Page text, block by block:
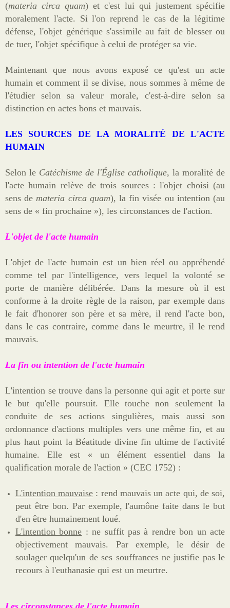
(materia circa quam) et c'est lui qui justement spécifie
moralement l'acte. Si l'on reprend le cas de la légitime
défense, l'objet générique s'assimile au fait de blesser ou
de tuer, l'objet spécifique à celui de protéger sa vie.
Maintenant que nous avons exposé ce qu'est un acte
humain et comment il se divise, nous sommes à même de
l'étudier selon sa valeur morale, c'est-à-dire selon sa
distinction en actes bons et mauvais.
LES SOURCES DE LA MORALITÉ DE L'ACTE
HUMAIN
Selon le Catéchisme de l'Église catholique, la moralité de
l'acte humain relève de trois sources : l'objet choisi (au
sens demateria circa quam), la fin visée ou intention (au
sens de « fin prochaine »), les circonstances de l'action.
L'objet de l'acte humain
L'objet de l'acte humain est un bien réel ou appréhendé
comme tel par l'intelligence, vers lequel la volonté se
porte de manière délibérée. Dans la mesure où il est
conforme à la droite règle de la raison, par exemple dans
le fait d'honorer son père et sa mère, il rend l'acte bon,
dans le cas contraire, comme dans le meurtre, il le rend
mauvais.
La fin ou intention de l'acte humain
L'intention se trouve dans la personne qui agit et porte sur
le but qu'elle poursuit. Elle touche non seulement la
conduite de ses actions singulières, mais aussi son
ordonnance d'actions multiples vers une même fin, et au
plus haut point la Béatitude divine fin ultime de l'activité
humaine. Elle est « un élément essentiel dans la
qualification morale de l'action » (CEC 1752) :
L'intention mauvaise : rend mauvais un acte qui, de soi,
peut être bon. Par exemple, l'aumône faite dans le but
d'en être humainement loué.
L'intention bonne : ne suffit pas à rendre bon un acte
objectivement mauvais. Par exemple, le désir de
soulager quelqu'un de ses souffrances ne justifie pas le
recours à l'euthanasie qui est un meurtre.